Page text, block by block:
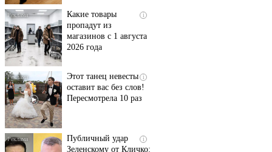
пропадут из
магазинов с 1 августа
2026 года
оставит вас без слов!
Пересмотрела 10 раз
Зеленскому от Кличко:
это настоящий вызов